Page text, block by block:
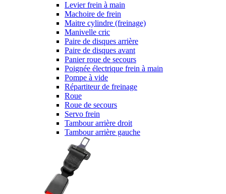
Levier frein à main
Machoire de frein
Maitre cylindre (freinage)
Manivelle cric
Paire de disques arrière
Paire de disques avant
Panier roue de secours
Poignée électrique frein à main
Pompe à vide
Répartiteur de freinage
Roue
Roue de secours
Servo frein
Tambour arrière droit
Tambour arrière gauche